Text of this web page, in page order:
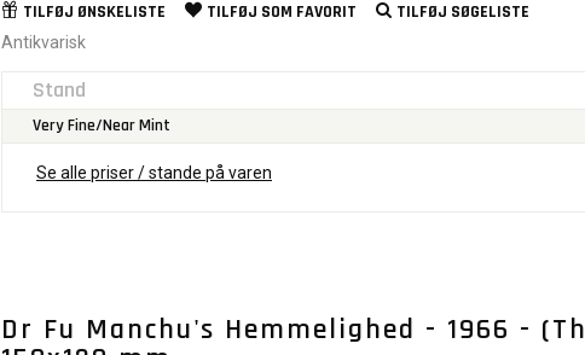
TILFØJ ØNSKELISTE TILFØJ SOM FAVORIT TILFØJ SØGELISTE
Antikvarisk
Stand
Very Fine/Near Mint
Se alle priser / stande på varen
Dr Fu Manchu's Hemmelighed - 1966 -